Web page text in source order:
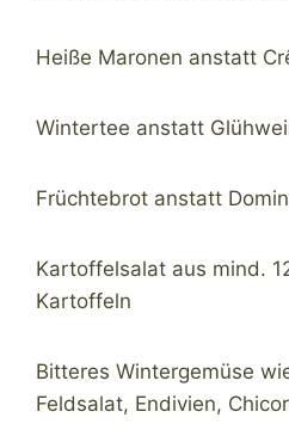
Heiße Maronen anstatt
Wintertee anstatt
Früchtebrot anstatt
Kartoffelsalat aus mind.
Kartoffeln
Bitteres Wintergemüse
Feldsalat, Endivien,